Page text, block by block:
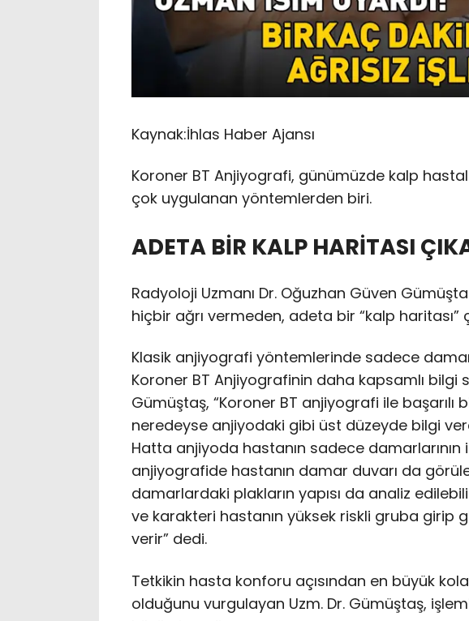
Kaynak:İhlas Haber Ajansı
Koroner BT Anjiyografi, günümüzde kalp
çok uygulanan yöntemlerden biri.
ADETA BİR KALP HARİTASI
Radyoloji Uzmanı Dr. Oğuzhan Güven
hiçbir ağrı vermeden, adeta bir “kalp haritası”
Klasik anjiyografi yöntemlerinde sadece
Koroner BT Anjiyografinin daha kapsamlı bilgi
Gümüştaş, “Koroner BT anjiyografi ile
neredeyse anjiyodaki gibi üst düzeyde bilgi
Hatta anjiyoda hastanın sadece damarlarının
anjiyografide hastanın damar duvarı da
damarlardaki plakların yapısı da analiz
ve karakteri hastanın yüksek riskli gruba girip
verir” dedi.
Tetkikin hasta konforu açısından en büyük
olduğunu vurgulayan Uzm. Dr. Gümüştaş,